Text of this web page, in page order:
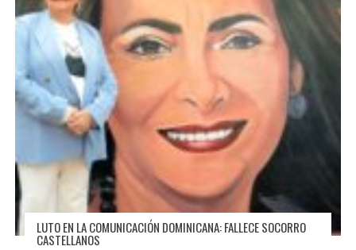
LUTO EN LA COMUNICACIÓN DOMINICANA: FALLECE SOCORRO
CASTELLANOS